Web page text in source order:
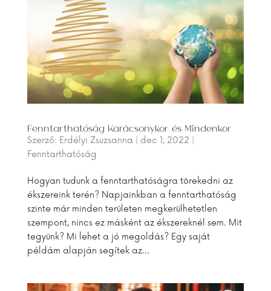
Fenntarthatóság Karácsonykor és Mindenkor
Szerző: Erdélyi Zsuzsanna| dec 1, 2022
Fenntarthatóság
Hogyan tudunk a fenntarthatóságra törekedni az
ékszereink terén? Napjainkban a fenntarthatóság
szinte már minden területen megkerülhetetlen
szempont, nincs ez másként az ékszereknél sem. Mit
tegyünk? Mi lehet a jó megoldás? Egy saját
példám alapján segítek az...